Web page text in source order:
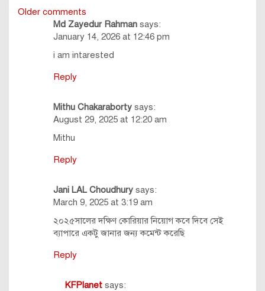
Comments
navigation
Older comments
Md Zayedur Rahman says:
January 14, 2026 at 12:46 pm
i am intarested
Reply
Mithu Chakaraborty says:
August 29, 2025 at 12:20 am
Mithu
Reply
Jani LAL Choudhury says:
March 9, 2025 at 3:19 am
২০২৫সালের দক্ষিণ কোরিয়ার নিয়োগ কবে দিবে সেই
ব্যাপারে একটু জানার জন্য কমেন্ট করেছি
Reply
KFPlanet says: